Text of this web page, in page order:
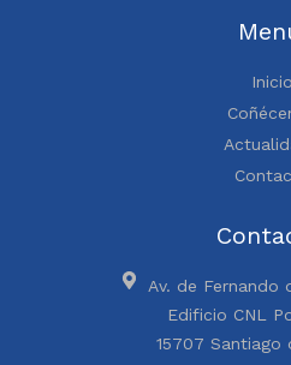
Inicio
Av. de Fernando
Edificio CNL
15707 Santiago